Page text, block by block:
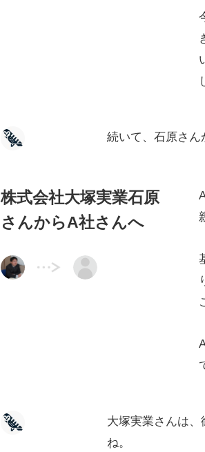
続いて、石原さん
株式会社大塚実業石原
さんからA社さんへ
大塚実業さんは
ね。